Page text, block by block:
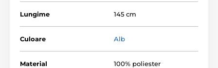
Lungime 145 cm
Culoare Alb
Material 100% poliester